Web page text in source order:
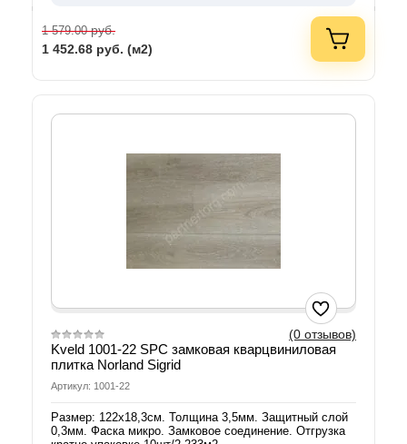
1 579.00руб.
1 452.68 руб. (м2)
(0 отзывов)
Kveld 1001-22 SPC замковая кварцвиниловая
плитка Norland Sigrid
Артикул: 1001-22
Размер: 122х18,3см. Толщина 3,5мм. Защитный слой
0,3мм. Фаска микро. Замковое соединение. Отгрузка